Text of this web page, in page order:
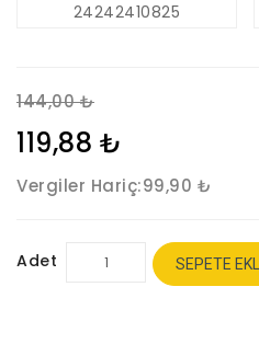
24242410825
144,00 ₺
119,88 ₺
Vergiler Hariç:99,90 ₺
Adet SEPETE